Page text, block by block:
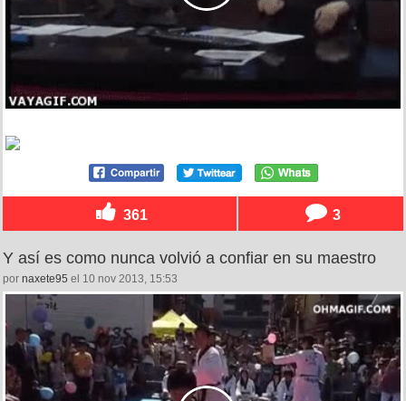
361 3
Y así es como nunca volvió a confiar en su maestro
por naxete95 el 10 nov 2013, 15:53